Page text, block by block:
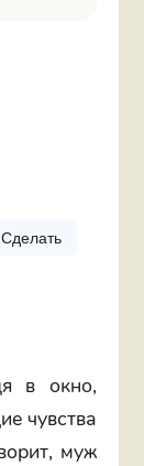
Сделать
в окно,
чувства
муж